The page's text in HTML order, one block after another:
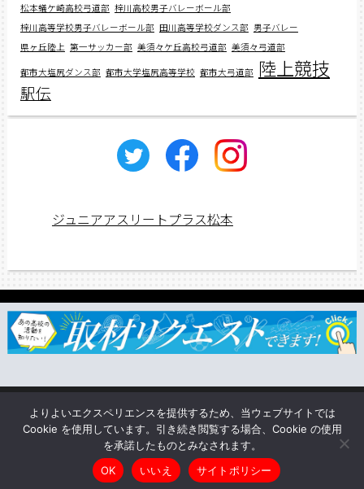
松本蟻ケ崎高校弓道部 梓川高校男子バレーボール部
梓川高等学校男子バレーボール部 田川高等学校ダンス部 男子バレー
県ヶ丘陸上 第一サッカー部 美須々ケ丘高校弓道部 美須々弓道部
都市大塩尻ダンス部 都市大学塩尻高等学校 都市大弓道部 陸上競技
駅伝
ジュニアアスリートプラス松本
企業情報
Copyright © ジュニアアスリートプラス松本 All rights reserved.
よりよいエクスペリエンスを提供するため、当ウェブサイトでは
Cookie を使用しています。引き続き閲覧する場合、Cookie の使用
を承諾したものとみなされます。
OK
いいえ サイトポリシー